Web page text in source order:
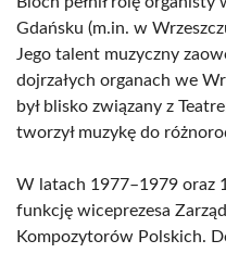
Gdańsku (m.in. w
Jego talent muzyczny
dojrzałych organach we
był blisko związany z
tworzył muzykę do
W latach 1977–1979 oraz
funkcję wiceprezesa
Kompozytorów Polskich.